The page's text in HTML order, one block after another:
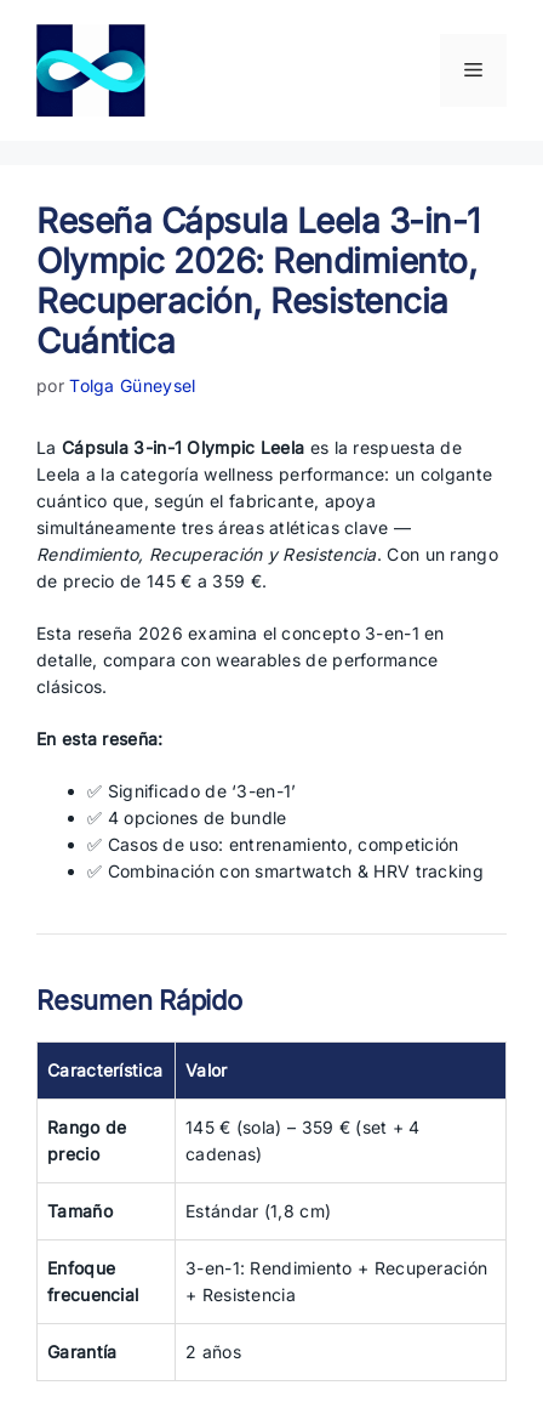
contenido
Menú
Reseña Cápsula Leela 3-in-1
Olympic 2026: Rendimiento,
Recuperación, Resistencia
Cuántica
porTolga Güneysel
La Cápsula 3-in-1 Olympic Leela es la respuesta de
Leela a la categoría wellness performance: un colgante
cuántico que, según el fabricante, apoya
simultáneamente tres áreas atléticas clave —
Rendimiento, Recuperación y Resistencia. Con un rango
de precio de 145 € a 359 €.
Esta reseña 2026 examina el concepto 3-en-1 en
detalle, compara con wearables de performance
clásicos.
En esta reseña:
✅ Significado de ‘3-en-1’
✅ 4 opciones de bundle
✅ Casos de uso: entrenamiento, competición
✅ Combinación con smartwatch & HRV tracking
Resumen Rápido
Característica Valor
Rango de
precio
145 € (sola) – 359 € (set + 4
cadenas)
Tamaño Estándar (1,8 cm)
Enfoque
frecuencial
3-en-1: Rendimiento + Recuperación
+ Resistencia
Garantía 2 años